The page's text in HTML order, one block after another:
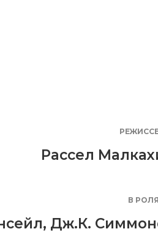
Рассел
В
, Дж.К.